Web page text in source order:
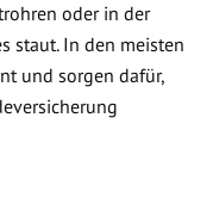
oder in der
staut. In den meisten
und sorgen dafür,